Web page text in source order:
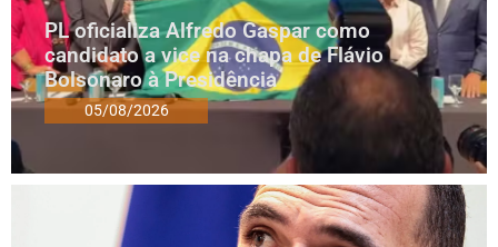
PL oficializa Alfredo Gaspar como
candidato a vice na chapa de Flávio
Bolsonaro à Presidência
05/08/2026